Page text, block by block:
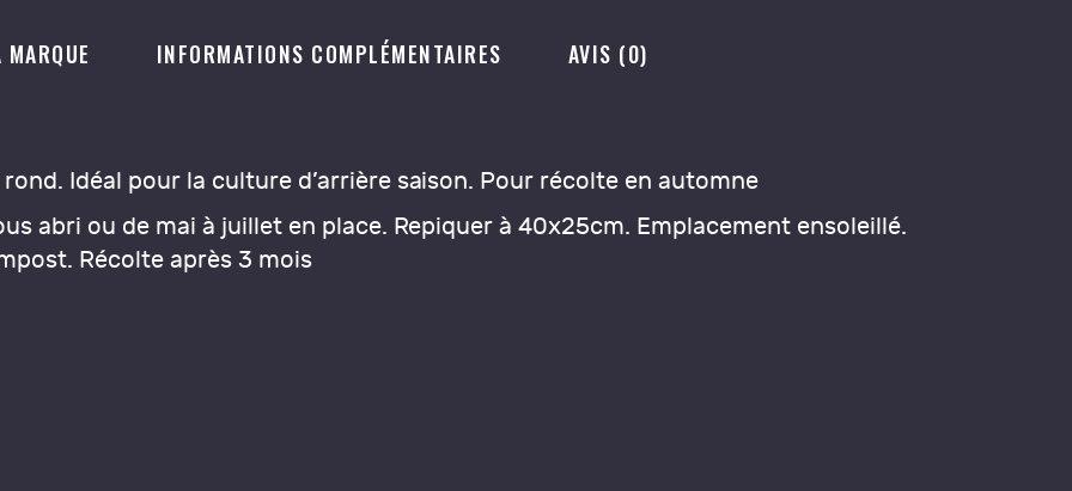
INFORMATIONS COMPLÉMENTAIRES AVIS (0)
Idéal pour la culture d’arrière saison. Pour récolte en automne
abri ou de mai à juillet en place. Repiquer à 40x25cm. Emplacement ensoleillé.
Récolte après 3 mois